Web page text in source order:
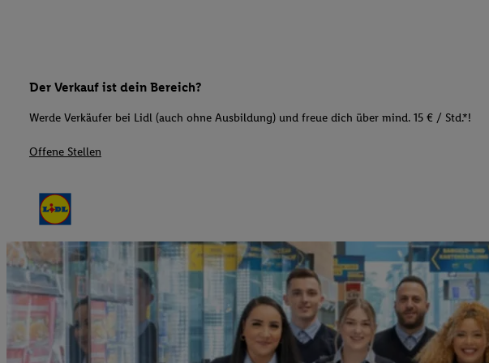
Der Verkauf ist dein Bereich?
Werde Verkäufer bei Lidl (auch ohne Ausbildung) und freue dich über mind. 15 € / Std.*!
Offene Stellen